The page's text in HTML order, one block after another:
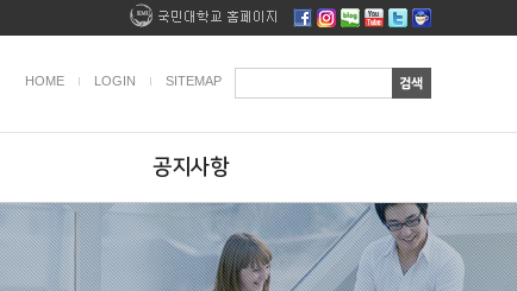
HOME LOGIN SITEMAP
공지사항